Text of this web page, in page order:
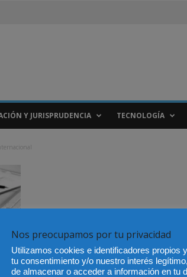
Y JURISPRUDENCIA TECNOLOGÍA
Nos preocupamos por tu privacidad
Utilizamos cookies e identificadores propios
tu consentimiento y/o nuestro interés
de almacenar o acceder a información en tu